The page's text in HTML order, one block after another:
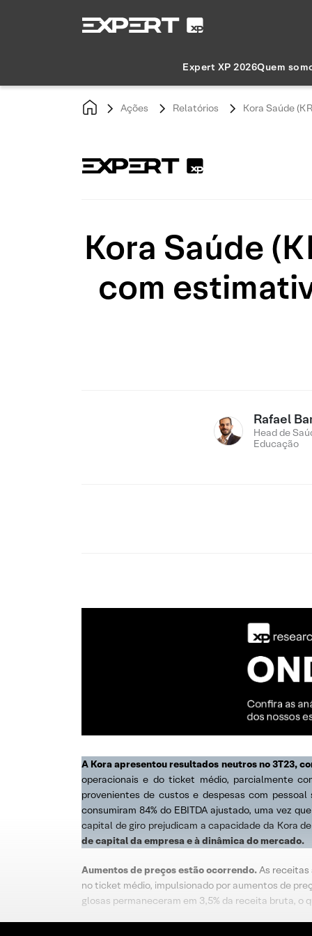
Expert XP 2026Quem
Ações Relatórios Kora Saúde
Kora Saúde
com
Rafael
Head de
Educação
A Kora apresentou resultados neutros no 3T23,
operacionais e do ticket médio, parcialmente
provenientes de custos e despesas com
consumiram 84% do EBITDA ajustado, uma vez
capital de giro prejudicam a capacidade da Kora
de capital da empresa e à dinâmica do mercado.
Aumentos de preços estão ocorrendo.As receitas
no ticket médio, impulsionado por aumentos de
glosas permaneceram em 3,5% da receita bruta, o